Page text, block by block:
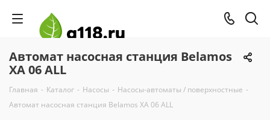
Автомат насосная станция Belamos
XA 06 ALL
Главная - Каталог - Насосы - Насосы-автоматы / поверхностные -
Автомат насосная станция Belamos XA 06 ALL